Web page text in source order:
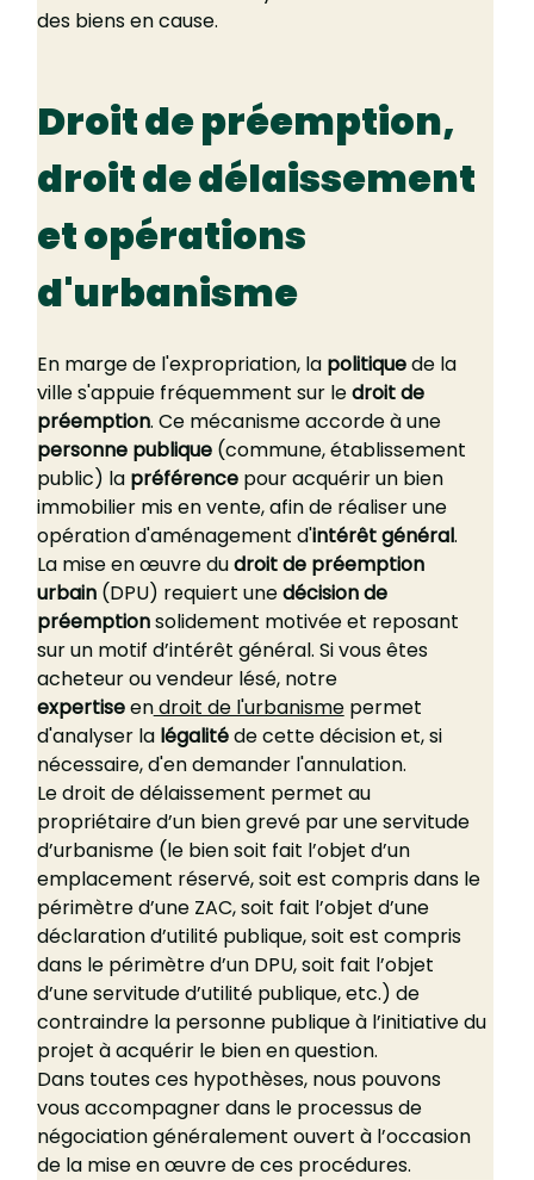
des biens en cause.
Droit de préemption,
droit de délaissement
et opérations
d'urbanisme
En marge de l'expropriation, la politique de la
ville s'appuie fréquemment sur le droit de
préemption. Ce mécanisme accorde à une
personne publique (commune, établissement
public) la préférence pour acquérir un bien
immobilier mis en vente, afin de réaliser une
opération d'aménagement d'intérêt général.
La mise en œuvre du droit de préemption
urbain (DPU) requiert une décision de
préemption solidement motivée et reposant
sur un motif d’intérêt général. Si vous êtes
acheteur ou vendeur lésé, notre
expertise en droit de l'urbanisme permet
d'analyser la légalité de cette décision et, si
nécessaire, d'en demander l'annulation.
Le droit de délaissement permet au
propriétaire d’un bien grevé par une servitude
d’urbanisme (le bien soit fait l’objet d’un
emplacement réservé, soit est compris dans le
périmètre d’une ZAC, soit fait l’objet d’une
déclaration d’utilité publique, soit est compris
dans le périmètre d’un DPU, soit fait l’objet
d’une servitude d’utilité publique, etc.) de
contraindre la personne publique à l’initiative du
projet à acquérir le bien en question.
Dans toutes ces hypothèses, nous pouvons
vous accompagner dans le processus de
négociation généralement ouvert à l’occasion
de la mise en œuvre de ces procédures.